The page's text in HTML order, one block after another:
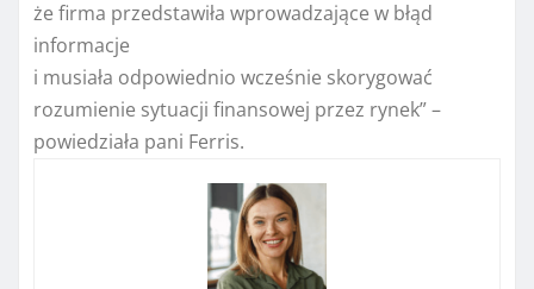
że ​​firma przedstawiła wprowadzające w błąd
informacje
i musiała odpowiednio wcześnie skorygować
rozumienie sytuacji finansowej przez rynek” –
powiedziała pani Ferris.